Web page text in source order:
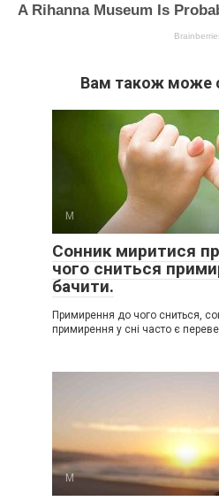
Вам також може
М
Сонник миритися
чого сниться
бачити.
Примирення до чого сниться,
примирення у сні часто є
М